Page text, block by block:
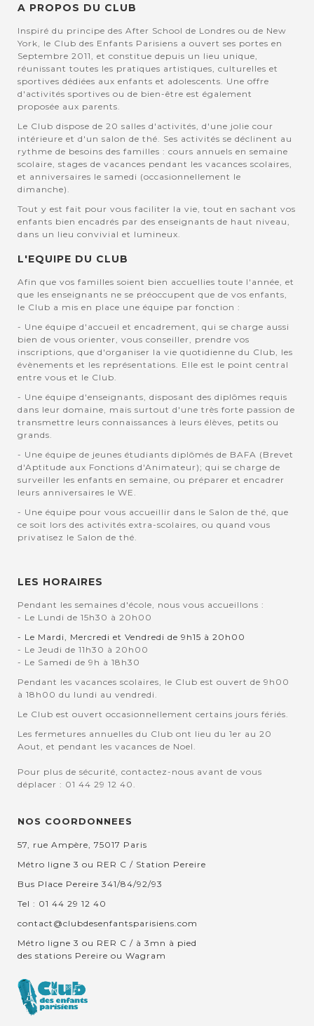
A PROPOS DU CLUB
Inspiré du principe des After School de Londres ou de New
York, le Club des Enfants Parisiens a ouvert ses portes en
Septembre 2011, et constitue depuis un lieu unique,
réunissant toutes les pratiques artistiques, culturelles et
sportives dédiées aux enfants et adolescents. Une offre
d'activités sportives ou de bien-être est également
proposée aux parents.
Le Club dispose de 20 salles d'activités, d'une jolie cour
intérieure et d'un salon de thé. Ses activités se déclinent au
rythme de besoins des familles : cours annuels en semaine
scolaire, stages de vacances pendant les vacances scolaires,
et anniversaires le samedi (occasionnellement le
dimanche).
Tout y est fait pour vous faciliter la vie, tout en sachant vos
enfants bien encadrés par des enseignants de haut niveau,
dans un lieu convivial et lumineux.
L'EQUIPE DU CLUB
Afin que vos familles soient bien accuellies toute l'année, et
que les enseignants ne se préoccupent que de vos enfants,
le Club a mis en place une équipe par fonction :
- Une équipe d'accueil et encadrement, qui se charge aussi
bien de vous orienter, vous conseiller, prendre vos
inscriptions, que d'organiser la vie quotidienne du Club, les
évènements et les représentations. Elle est le point central
entre vous et le Club.
- Une équipe d'enseignants, disposant des diplômes requis
dans leur domaine, mais surtout d'une très forte passion de
transmettre leurs connaissances à leurs élèves, petits ou
grands.
- Une équipe de jeunes étudiants diplômés de BAFA (Brevet
d'Aptitude aux Fonctions d'Animateur); qui se charge de
surveiller les enfants en semaine, ou préparer et encadrer
leurs anniversaires le WE.
- Une équipe pour vous accueillir dans le Salon de thé, que
ce soit lors des activités extra-scolaires, ou quand vous
privatisez le Salon de thé.
LES HORAIRES
Pendant les semaines d'école, nous vous accueillons :
- Le Lundi de 15h30 à 20h00
- Le Mardi, Mercredi et Vendredi de 9h15 à 20h00
- Le Jeudi de 11h30 à 20h00
- Le Samedi de 9h à 18h30
Pendant les vacances scolaires, le Club est ouvert de 9h00
à 18h00 du lundi au vendredi.
Le Club est ouvert occasionnellement certains jours fériés.
Les fermetures annuelles du Club ont lieu du 1er au 20
Aout, et pendant les vacances de Noel.
Pour plus de sécurité, contactez-nous avant de vous
déplacer : 01 44 29 12 40.
NOS COORDONNEES
57, rue Ampère, 75017 Paris
Métro ligne 3 ou RER C / Station Pereire
Bus Place Pereire 341/84/92/93
Tel : 01 44 29 12 40
contact@clubdesenfantsparisiens.com
Métro ligne 3 ou RER C / à 3mn à pied
des stations Pereire ou Wagram